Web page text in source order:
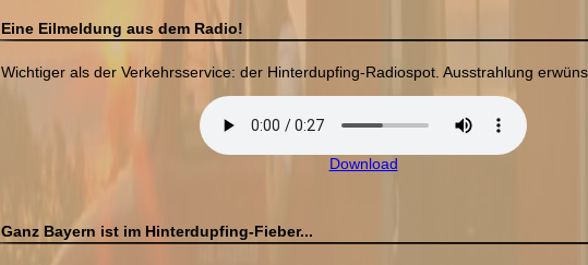
Eine Eilmeldung aus dem Radio!
Wichtiger als der Verkehrsservice: der Hinterdupfing-Radiospot. Ausstrahlung
Download
Ganz Bayern ist im Hinterdupfing-Fieber...